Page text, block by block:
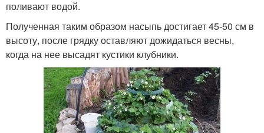
поливают водой.
Полученная таким образом насыпь достигает 45-50 см в
высоту, после грядку оставляют дожидаться весны,
когда на нее высадят кустики клубники.